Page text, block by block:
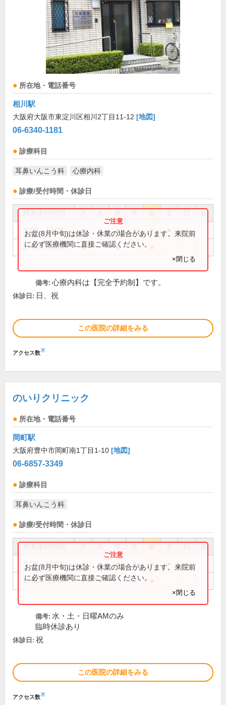
所在地・電話番号
相川駅
大阪府大阪市東淀川区相川2丁目11-12 [地図]
06-6340-1181
診療科目
耳鼻いんこう科 心療内科
診療/受付時間・休診日
祝
9:00～12:00 ● ● ● ● ●
17:00～19:00 ● ●
お盆(8月中旬)は休診・休業の場合があります。来院前
に必ず医療機関に直接ご確認ください。
×閉じる
備考: 心療内科は【完全予約制】です。
休診日: 日、祝
この医院の詳細をみる
アクセス数※
のいりクリニック
所在地・電話番号
岡町駅
大阪府豊中市岡町南1丁目1-10 [地図]
06-6857-3349
診療科目
耳鼻いんこう科
診療/受付時間・休診日
祝
9:00～12:00 ● ● ● ● ● ●
16:00～19:00 ● ● ●
お盆(8月中旬)は休診・休業の場合があります。来院前
に必ず医療機関に直接ご確認ください。
×閉じる
備考: 水・土・日曜AMのみ
臨時休診あり
休診日: 祝
この医院の詳細をみる
アクセス数※